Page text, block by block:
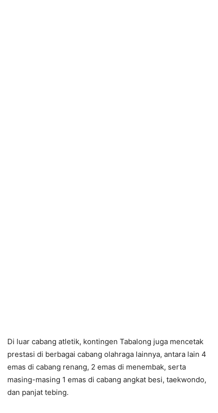
Di luar cabang atletik, kontingen Tabalong juga mencetak
prestasi di berbagai cabang olahraga lainnya, antara lain 4
emas di cabang renang, 2 emas di menembak, serta
masing-masing 1 emas di cabang angkat besi, taekwondo,
dan panjat tebing.